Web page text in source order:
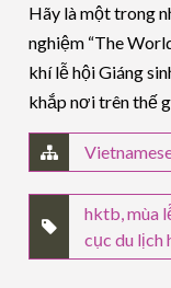
Hãy là một trong
nghiệm “The
khí lễ hội Giáng
khắp nơi trên thế
hktb,mùa
cục du lịch